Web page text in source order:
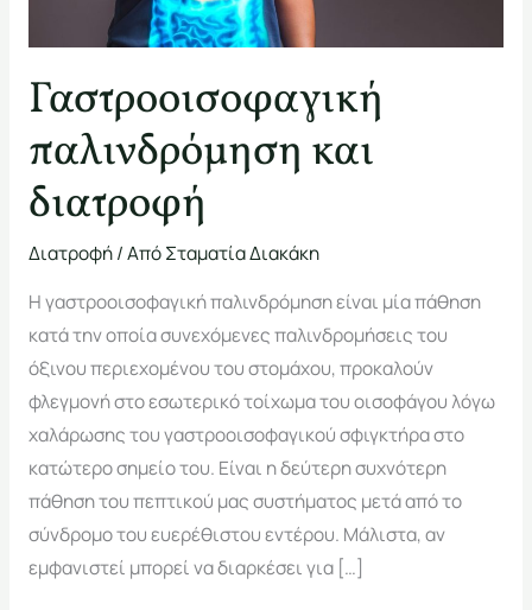
Γαστροοισοφαγική
παλινδρόμηση και
διατροφή
Διατροφή/ ΑπόΣταματία Διακάκη
Η γαστροοισοφαγική παλινδρόμηση είναι μία πάθηση
κατά την οποία συνεχόμενες παλινδρομήσεις του
όξινου περιεχομένου του στομάχου, προκαλούν
φλεγμονή στο εσωτερικό τοίχωμα του οισοφάγου λόγω
χαλάρωσης του γαστροοισοφαγικού σφιγκτήρα στο
κατώτερο σημείο του. Είναι η δεύτερη συχνότερη
πάθηση του πεπτικού μας συστήματος μετά από το
σύνδρομο του ευερέθιστου εντέρου. Μάλιστα, αν
εμφανιστεί μπορεί να διαρκέσει για […]